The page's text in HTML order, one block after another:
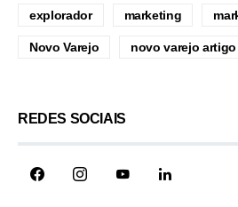
explorador marketing
Novo Varejo novo varejo artigo
REDES SOCIAIS